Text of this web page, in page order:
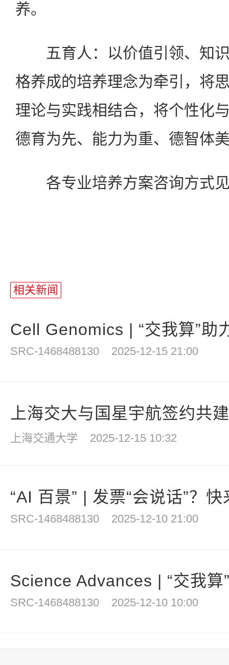
养。
五育人：以价值引领、知识
格养成的培养理念为牵引，将
理论与实践相结合，将个性化
德育为先、能力为重、德智体
各专业培养方案咨询方式见
相关新闻
Cell Genomics | “交我算”助
SRC-1468488130 2025-12-15 21:00
上海交大与国星宇航签约共
上海交通大学 2025-12-15 10:32
“AI 百景” | 发票“会说话”？
SRC-1468488130 2025-12-10 21:00
Science Advances | “交我算
SRC-1468488130 2025-12-10 10:00